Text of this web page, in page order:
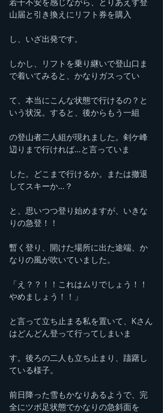
山届と引き換えにリフト券を購入
し、いざ出発です。
しかし、リフトを乗り継いで登山口ま
で着いてみると、かなりガスってい
て、本当にこんな状態で行けるの？と
いう状況。すると、後からもう一組
の登山者二人組が現れました。剣ケ峰
辺りまで行ければ…と言っていま
した。どこまで行けるか。または撤退
してスキーか…？
と、思いつつ登り始めますが、いきな
りの急登！！
暫く登り、開けた場所に出た途端、か
なりの風が吹いていました。
「え？？！！これはムリでしょう！！
やめましょう！！」
と言って立ち止まる私を置いて、Kさん
はどんどん登って行ってしまいま
す。後ろの二人も立ち止まり、躊躇し
ている様子。
前日降った雪もかなりあるようで、完
全にツボ足状態でかなりの急斜面を